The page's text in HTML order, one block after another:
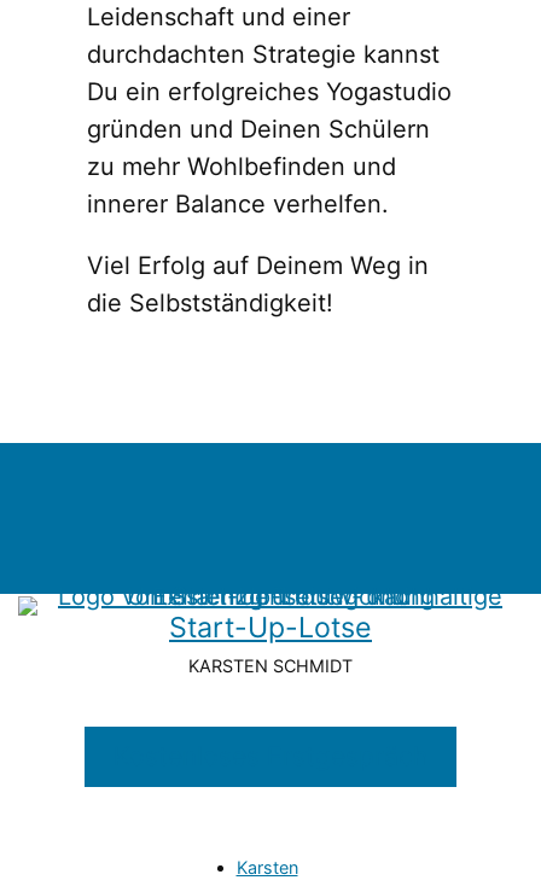
Leidenschaft und einer
durchdachten Strategie kannst
Du ein erfolgreiches Yogastudio
gründen und Deinen Schülern
zu mehr Wohlbefinden und
innerer Balance verhelfen.
Viel Erfolg auf Deinem Weg in
die Selbstständigkeit!
Start-Up-Lotse
KARSTEN SCHMIDT
Karsten